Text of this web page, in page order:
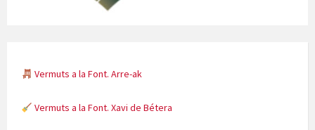
Vermuts a la Font. Arre-ak
Vermuts a la Font. Xavi de Bétera